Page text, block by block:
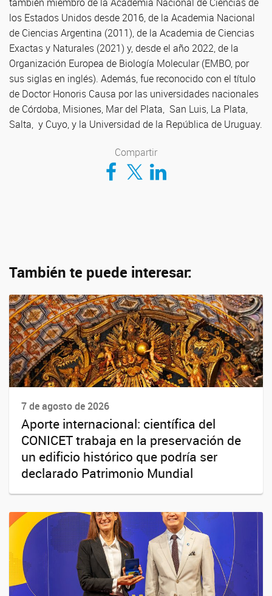
los Estados Unidos desde 2016, de la Academia Nacional
de Ciencias Argentina (2011), de la Academia de Ciencias
Exactas y Naturales (2021) y, desde el año 2022, de la
Organización Europea de Biología Molecular (EMBO, por
sus siglas en inglés). Además, fue reconocido con el título
de Doctor Honoris Causa por las universidades nacionales
de Córdoba, Misiones, Mar del Plata, San Luis, La Plata,
Salta, y Cuyo, y la Universidad de la República de Uruguay.
Compartir
Compartir en Facebook
Compartir en TwitterCompartir en LinkedIn
También te puede interesar:
7 de agosto de 2026
Aporte internacional: científica del
CONICET trabaja en la preservación de
un edificio histórico que podría ser
declarado Patrimonio Mundial